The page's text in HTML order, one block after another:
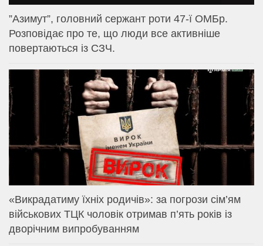
⁨”Азимут”, головний сержант роти 47-ї ОМБр.
Розповідає про те, що люди все активніше
повертаються із СЗЧ.
«Викрадатиму їхніх родичів»: за погрози сім’ям
військових ТЦК чоловік отримав п’ять років із
дворічним випробуванням